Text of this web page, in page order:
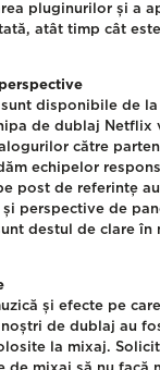
pluginurilor și a
atât timp cât
disponibile de
de dublaj Netflix
către
echipelor
post de referințe
și perspective de
destul de clare
și efecte pe
de dublaj au
la mixaj.